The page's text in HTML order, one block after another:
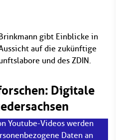
gibt Einblicke in
auf die zukünftige
und des ZDIN.
Digitale
Youtube-Videos werden
Daten an